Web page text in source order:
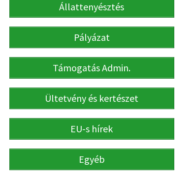
Állattenyésztés
Pályázat
Támogatás Admin.
Ültetvény és kertészet
EU-s hírek
Egyéb